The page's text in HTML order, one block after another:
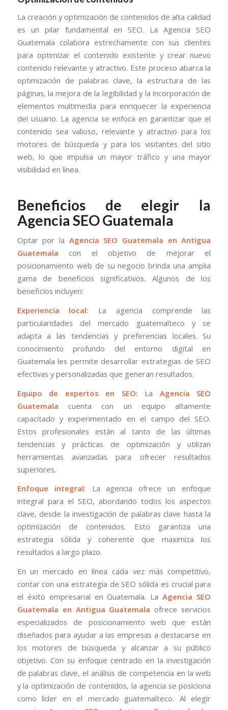
La creación y optimización de contenidos de alta calidad
es un pilar fundamental en SEO. La Agencia SEO
Guatemala colabora estrechamente con sus clientes
para optimizar el contenido existente y crear nuevo
contenido relevante y atractivo. Este proceso abarca la
optimización de palabras clave, la estructura de las
páginas, la mejora de la legibilidad y la incorporación de
elementos multimedia para enriquecer la experiencia
del usuario. La agencia se enfoca en garantizar que el
contenido sea valioso, relevante y atractivo para los
motores de búsqueda y para los visitantes del sitio
web, lo que impulsa un mayor tráfico y una mayor
visibilidad en línea.
Beneficios de elegir la
Agencia SEO Guatemala
Optar por la Agencia SEO Guatemala en Antigua
Guatemala con el objetivo de mejorar el
posicionamiento web de su negocio brinda una amplia
gama de beneficios significativos. Algunos de los
beneficios incluyen:
Experiencia local: La agencia comprende las
particularidades del mercado guatemalteco y se
adapta a las tendencias y preferencias locales. Su
conocimiento profundo del entorno digital en
Guatemala les permite desarrollar estrategias de SEO
efectivas y personalizadas que generan resultados.
Equipo de expertos en SEO: La Agencia SEO
Guatemala cuenta con un equipo altamente
capacitado y experimentado en el campo del SEO.
Estos profesionales están al tanto de las últimas
tendencias y prácticas de optimización y utilizan
herramientas avanzadas para ofrecer resultados
superiores.
Enfoque integral: La agencia ofrece un enfoque
integral para el SEO, abordando todos los aspectos
clave, desde la investigación de palabras clave hasta la
optimización de contenidos. Esto garantiza una
estrategia sólida y coherente que maximiza los
resultados a largo plazo.
En un mercado en línea cada vez más competitivo,
contar con una estrategia de SEO sólida es crucial para
el éxito empresarial en Guatemala. LaAgencia SEO
Guatemala en Antigua Guatemala ofrece servicios
especializados de posicionamiento web que están
diseñados para ayudar a las empresas a destacarse en
los motores de búsqueda y alcanzar a su público
objetivo. Con su enfoque centrado en la investigación
de palabras clave, el análisis de competencia en la web
y la optimización de contenidos, la agencia se posiciona
como líder en el mercado guatemalteco. Al elegir